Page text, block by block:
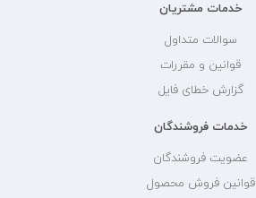
خدمات مشتریان
سوالات متداول
قوانین و مقررات
گزارش خطای فایل
خدمات فروشندگان
عضویت فروشندگان
قوانین فروش محصول